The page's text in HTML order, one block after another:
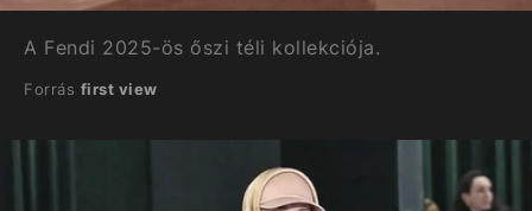
A Fendi 2025-ös őszi téli kollekciója.
Forrás first view